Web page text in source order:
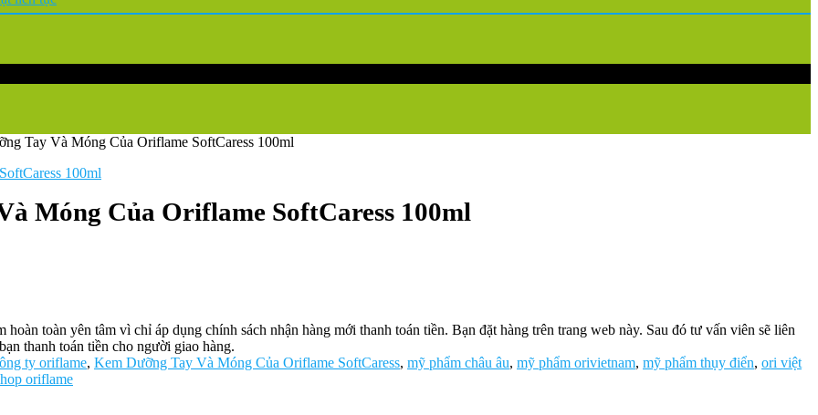
Tay Và Móng Của Oriflame SoftCaress 100ml
Móng Của Oriflame SoftCaress 100ml
toàn yên tâm vì chỉ áp dụng chính sách nhận hàng mới thanh toán tiền. Bạn đặt hàng trên trang web này. Sau đó tư vấn viên sẽ liên
thanh toán tiền cho người giao hàng.
ty oriflame, Kem Dưỡng Tay Và Móng Của Oriflame SoftCaress, mỹ phẩm châu âu, mỹ phẩm orivietnam, mỹ phẩm thụy điển, ori việt
oriflame